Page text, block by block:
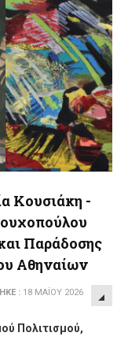
Κουσιάκη -
Παράδοσης
Αθηναίων
: 18 ΜΑΪ́ΟΥ 2026
Πολιτισμού,